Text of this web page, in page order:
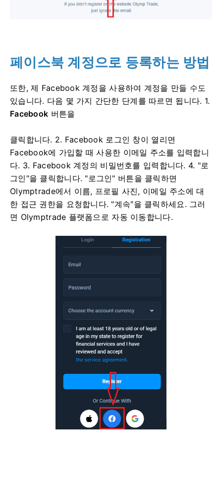
페이스북 계정으로 등록하는 방법
또한, 제 Facebook 계정을 사용하여 계정을 만들 수도
있습니다. 다음 몇 가지 간단한 단계를 따르면 됩니다. 1.
Facebook 버튼을
클릭합니다. 2. Facebook 로그인 창이 열리면
Facebook에 가입할 때 사용한 이메일 주소를 입력합니
다. 3. Facebook 계정의 비밀번호를 입력합니다. 4. "로
그인"을 클릭합니다. "로그인" 버튼을 클릭하면
Olymptrade에서 이름, 프로필 사진, 이메일 주소에 대
한 접근 권한을 요청합니다. "계속"을 클릭하세요. 그러
면 Olymptrade 플랫폼으로 자동 이동합니다.